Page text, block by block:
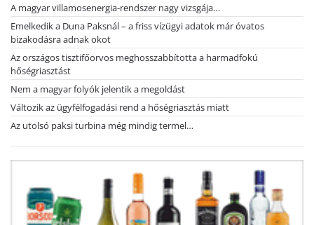
A magyar villamosenergia-rendszer nagy vizsgája…
Emelkedik a Duna Paksnál – a friss vízügyi adatok már óvatos
bizakodásra adnak okot
Az országos tisztifőorvos meghosszabbította a harmadfokú
hőségriasztást
Nem a magyar folyók jelentik a megoldást
Változik az ügyfélfogadási rend a hőségriasztás miatt
Az utolsó paksi turbina még mindig termel…